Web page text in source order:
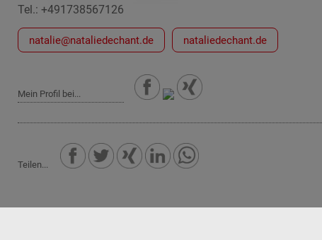
Tel.: +491738567126
natalie@nataliedechant.de nataliedechant.de
Mein Profil bei...
Teilen...